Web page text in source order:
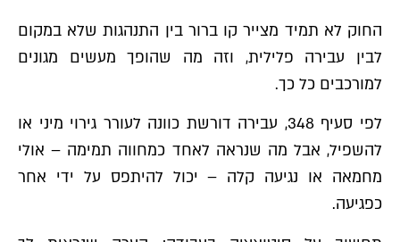
החוק לא תמיד מצייר קו ברור בין התנהגות שלא במקום
לבין עבירה פלילית, וזה מה שהופך מעשים מגונים
למורכבים כל כך.
לפי סעיף 348, עבירה דורשת כוונה לעורר גירוי מיני או
להשפיל, אבל מה שנראה לאחד כמחווה תמימה – אולי
מחמאה או נגיעה קלה – יכול להיתפס על ידי אחר
כפגיעה.